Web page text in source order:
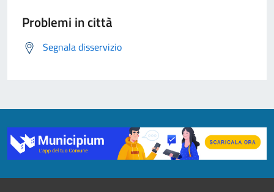
Problemi in città
Segnala disservizio